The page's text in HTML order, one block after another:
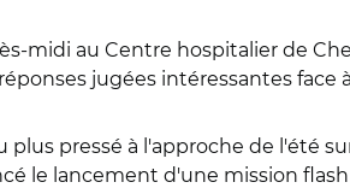
midi au Centre hospitalier de
jugées intéressantes face
pressé à l'approche de l'été
le lancement d'une mission